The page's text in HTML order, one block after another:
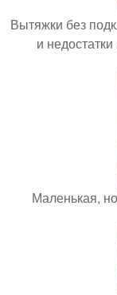
Вытяжки без
и
Маленькая,